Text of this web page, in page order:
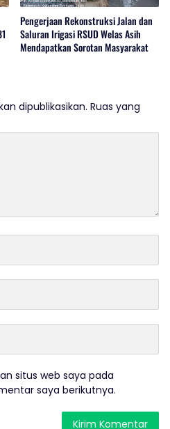
Pengerjaan Rekonstruksi Jalan dan
Saluran Irigasi RSUD Welas Asih
Mendapatkan Sorotan Masyarakat
dipublikasikan. Ruas yang
situs web saya pada
saya berikutnya.